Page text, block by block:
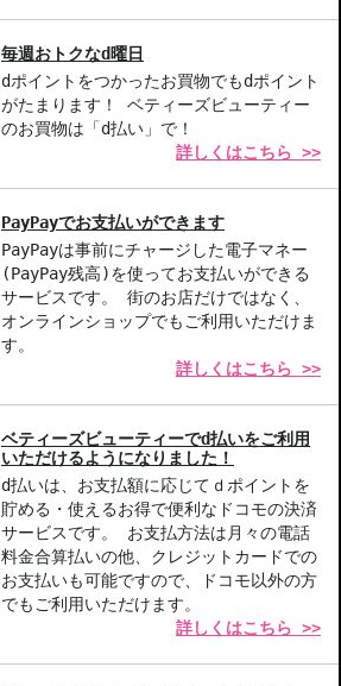
毎週おトクなd曜日
dポイントをつかったお買物でもdポイント
がたまります！ ベティーズビューティー
のお買物は「d払い」で！
詳しくはこちら >>
PayPayでお支払いができます
PayPayは事前にチャージした電子マネー
(PayPay残高)を使ってお支払いができる
サービスです。 街のお店だけではなく、
オンラインショップでもご利用いただけま
す。
詳しくはこちら >>
ベティーズビューティーでd払いをご利用
いただけるようになりました！
d払いは、お支払額に応じてｄポイントを
貯める・使えるお得で便利なドコモの決済
サービスです。 お支払方法は月々の電話
料金合算払いの他、クレジットカードでの
お支払いも可能ですので、ドコモ以外の方
でもご利用いただけます。
詳しくはこちら >>